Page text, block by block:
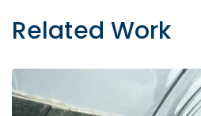
Related Work